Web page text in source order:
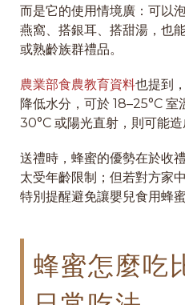
而是它的使用情境廣：可以
燕窩、搭銀耳、搭甜湯，也
或熟齡族群禮品。
農業部食農教育資料也提到
降低水分，可於 18–25°C
30°C 或陽光直射，則可能造
送禮時，蜂蜜的優勢在於收
太受年齡限制；但若對方家
特別提醒避免讓嬰兒食用蜂蜜
蜂蜜怎麼吃